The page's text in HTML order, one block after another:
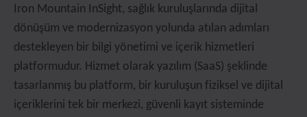
Iron Mountain InSight, sağlık kuruluşlarında dijital
dönüşüm ve modernizasyon yolunda atılan adımları
destekleyen bir bilgi yönetimi ve içerik hizmetleri
platformudur. Hizmet olarak yazılım (SaaS) şeklinde
tasarlanmış bu platform, bir kuruluşun fiziksel ve dijital
içeriklerini tek bir merkezi, güvenli kayıt sisteminde